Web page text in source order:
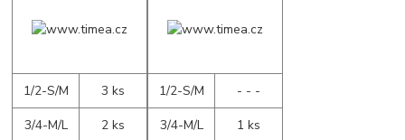
1/2-S/M
3 ks
3/4-M/L
2 ks
1/2-S/M
- - -
3/4-M/L
1 ks